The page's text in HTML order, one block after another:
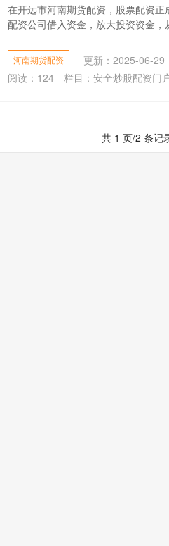
在开远市河南期货配资，股票配资
配资公司借入资金，放大投资资金
河南期货配资 更新：2025-06-29
阅读： 124 栏目： 安全炒股配资门
共 1 页/2 条记